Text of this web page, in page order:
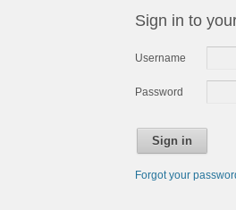
Sign in to
Username
Password
Sign in
Forgot your